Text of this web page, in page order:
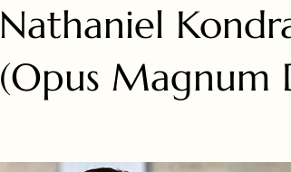
Nathaniel
(Opus Magnum